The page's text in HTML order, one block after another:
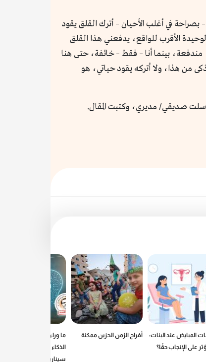
بصراحة في أغلب الأحيان – أترك القلق يقود
الأقرب للواقع، يدفعني هذا القلق
بينما أنا – فقط – خائفة، حتى هنا
من هذا، ولا أتركه يقود حياتي، هو
صديقي/ مديري، وكتبت المقال.
المبايض عند البنات:
على الإنجاب حقًا؟
أفراح الزمن الحزين ممكنة
ما وراء الرصاص: كيف يكتب
الذكاء الاصطناعي
سيناريوهات الحروب